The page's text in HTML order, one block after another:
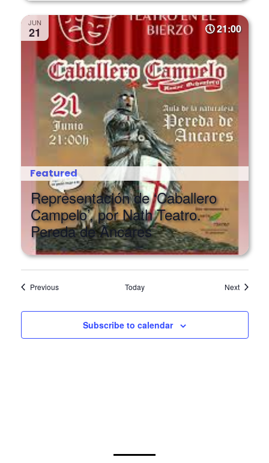
JUN
21 21:00
Representación de ‘Caballero
Campelo’, por Nath Teatro.
Pereda de Ancares
PreviousEvents Today NextEvents
Subscribe to calendar